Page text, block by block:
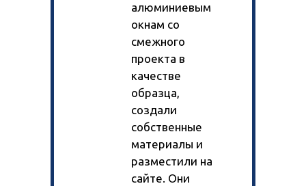
алюминиевым
окнам со
смежного
проекта в
качестве
образца,
создали
собственные
материалы и
разместили на
сайте. Они